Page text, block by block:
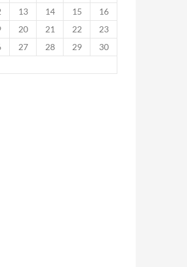
13 14 15
16
20 21 22
23
27 28 29
30